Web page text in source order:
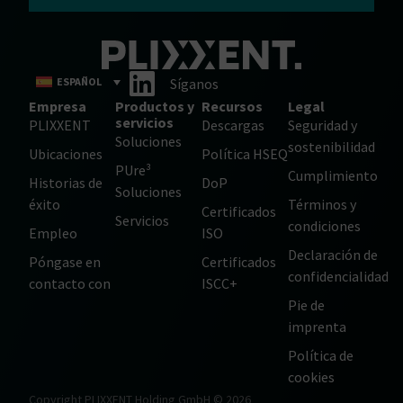
ESPAÑOL
Síganos
Empresa
PLIXXENT
Ubicaciones
Historias de
éxito
Empleo
Póngase en
contacto con
Productos y
servicios
Soluciones
PUre³
Soluciones
Servicios
Recursos
Descargas
Política HSEQ
DoP
Certificados
ISO
Certificados
ISCC+
Legal
Seguridad y
sostenibilidad
Cumplimiento
Términos y
condiciones
Declaración de
confidencialidad
Pie de
imprenta
Política de
cookies
Copyright PLIXXENT Holding GmbH © 2026